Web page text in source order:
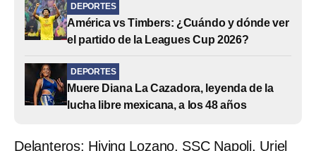
DEPORTES
América vs Timbers: ¿Cuándo y dónde ver
el partido de la Leagues Cup 2026?
DEPORTES
Muere Diana La Cazadora, leyenda de la
lucha libre mexicana, a los 48 años
Delanteros: Hiving Lozano, SSC Napoli, Uriel